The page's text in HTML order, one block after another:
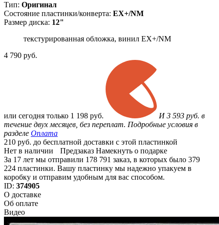
Тип: Оригинал
Состояние пластинки/конверта: EX+/NM
Размер диска: 12"
текстурированная обложка, винил EX+/NM
4 790 руб.
или сегодня только 1 198 руб.
И 3 593 руб. в
течение двух месяцев, без переплат. Подробные условия в
разделе Оплата
210 руб. до бесплатной доставки с этой пластинкой
Нет в наличии
Предзаказ Намекнуть о подарке
За 17 лет мы отправили 178 791 заказ, в которых было 379
224 пластинки. Вашу пластинку мы надежно упакуем в
коробку и отправим удобным для вас способом.
ID: 374905
О доставке
Об оплате
Видео